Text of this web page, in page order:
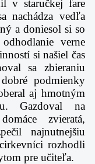
v staručkej fare
nachádza vedľa
a doniesol si so
verne
si našiel čas
sa zbieraniu
podmienky
aj hmotným
Gazdoval na
zvieratá,
najnutnejšiu
rozhodli
pre učiteľa.